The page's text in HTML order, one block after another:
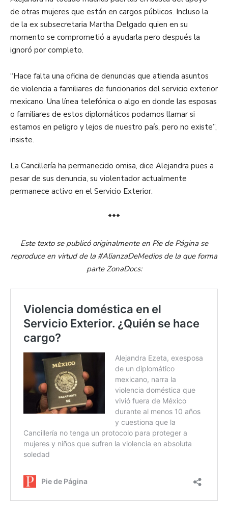
de otras mujeres que están en cargos públicos. Incluso la
de la ex subsecretaria Martha Delgado quien en su
momento se comprometió a ayudarla pero después la
ignoró por completo.
“Hace falta una oficina de denuncias que atienda asuntos
de violencia a familiares de funcionarios del servicio exterior
mexicano. Una línea telefónica o algo en donde las esposas
o familiares de estos diplomáticos podamos llamar si
estamos en peligro y lejos de nuestro país, pero no existe”,
insiste.
La Cancillería ha permanecido omisa, dice Alejandra pues a
pesar de sus denuncia, su violentador actualmente
permanece activo en el Servicio Exterior.
***
Este texto se publicó originalmente en Pie de Página se
reproduce en virtud de la #AlianzaDeMedios de la que forma
parte ZonaDocs: